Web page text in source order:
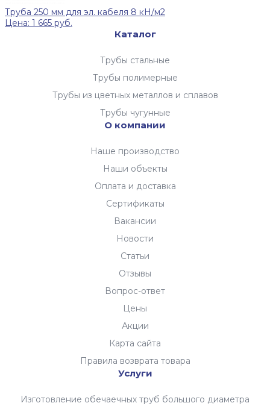
Труба 250 мм для эл. кабеля 8 кН/м2
Цена: 1 665 руб.
Каталог
Трубы стальные
Трубы полимерные
Трубы из цветных металлов и сплавов
Трубы чугунные
О компании
Наше производство
Наши объекты
Оплата и доставка
Сертификаты
Вакансии
Новости
Статьи
Отзывы
Вопрос-ответ
Цены
Акции
Карта сайта
Правила возврата товара
Услуги
Изготовление обечаечных труб большого диаметра